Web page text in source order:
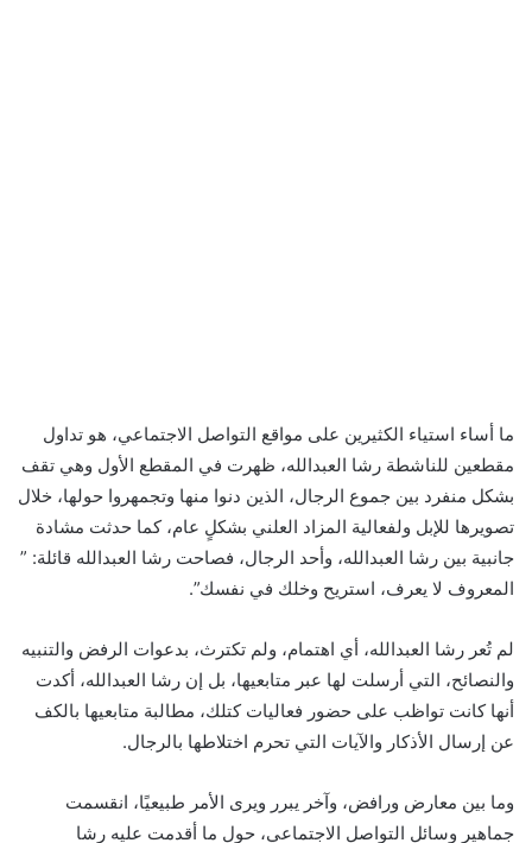
ما أساء استياء الكثيرين على مواقع التواصل الاجتماعي، هو تداول
مقطعين للناشطة رشا العبدالله، ظهرت في المقطع الأول وهي تقف
بشكل منفرد بين جموع الرجال، الذين دنوا منها وتجمهروا حولها، خلال
تصويرها للإبل ولفعالية المزاد العلني بشكلٍ عام، كما حدثت مشادة
جانبية بين رشا العبدالله، وأحد الرجال، فصاحت رشا العبدالله قائلة: ”
المعروف لا يعرف، استريح وخلك في نفسك”.
لم تُعر رشا العبدالله، أي اهتمام، ولم تكترث، بدعوات الرفض والتنبيه
والنصائح، التي أرسلت لها عبر متابعيها، بل إن رشا العبدالله، أكدت
أنها كانت تواظب على حضور فعاليات كتلك، مطالبة متابعيها بالكف
عن إرسال الأذكار والآيات التي تحرم اختلاطها بالرجال.
وما بين معارض ورافض، وآخر يبرر ويرى الأمر طبيعيًا، انقسمت
جماهير وسائل التواصل الاجتماعي، حول ما أقدمت عليه رشا